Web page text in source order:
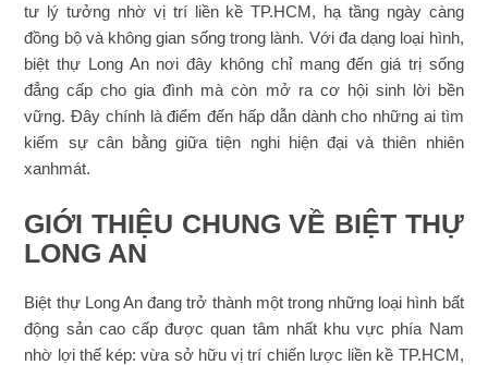
tư lý tưởng nhờ vị trí liền kề TP.HCM, hạ tầng ngày càng
đồng bộ và không gian sống trong lành. Với đa dạng loại hình,
biệt thự Long An nơi đây không chỉ mang đến giá trị sống
đẳng cấp cho gia đình mà còn mở ra cơ hội sinh lời bền
vững. Đây chính là điểm đến hấp dẫn dành cho những ai tìm
kiếm sự cân bằng giữa tiện nghi hiện đại và thiên nhiên
xanhmát.
GIỚI THIỆU CHUNG VỀ BIỆT THỰ
LONG AN
Biệt thự Long An đang trở thành một trong những loại hình bất
động sản cao cấp được quan tâm nhất khu vực phía Nam
nhờ lợi thế kép: vừa sở hữu vị trí chiến lược liền kề TP.HCM,